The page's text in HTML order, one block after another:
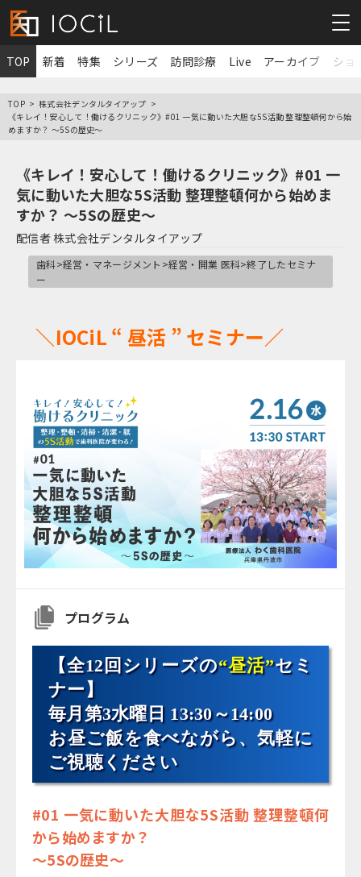
TOP 新着 特集 シリーズ 訪問診療 Live アーカイブ ショ
TOP
株式会社デンタルタイアップ
《キレイ！安心して！働けるクリニック》#01 一気に動いた大胆な5S活動 整理整頓何から始
めますか？ ～5Sの歴史～
《キレイ！安心して！働けるクリニック》#01 一
気に動いた大胆な5S活動 整理整頓何から始めま
すか？ ～5Sの歴史～
配信者株式会社デンタルタイアップ
歯科>経営・マネージメント>経営・開業 医科>終了したセミナ
ー
＼IOCiL “ 昼活 ” セミナー／
プログラム
【全12回シリーズの“昼活”セミ
ナー】
毎月第3水曜日 13:30～14:00
お昼ご飯を食べながら、気軽に
ご視聴ください
#01 一気に動いた大胆な5S活動 整理整頓何
から始めますか？
～5Sの歴史～